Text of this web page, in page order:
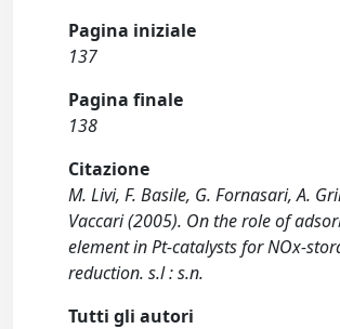
Pagina iniziale
137
Pagina finale
138
Citazione
M. Livi, F. Basile, G. Fornasari, A.
Vaccari (2005). On the role of
element in Pt-catalysts for NOx-
reduction. s.l : s.n.
Tutti gli autori